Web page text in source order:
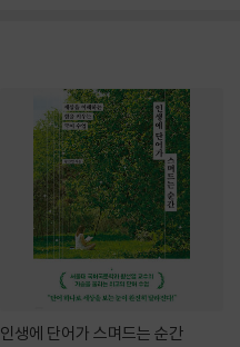
인생에 단어가 스며드는 순간